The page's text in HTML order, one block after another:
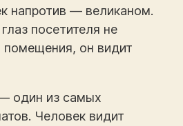
напротив — великаном.
посетителя не
помещения, он видит
один из самых
Человек видит